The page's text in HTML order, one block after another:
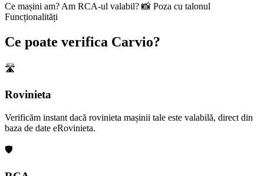
Ce mașini am? Am RCA-ul valabil? 📸 Poza cu talonul
Funcționalități
Ce poate verifica Carvio?
🛣️
Rovinieta
Verificăm instant dacă rovinieta mașinii tale este valabilă, direct din
baza de date eRovinieta.
🛡️